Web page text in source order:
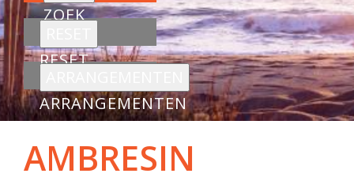
ZOEK
RESET
ARRANGEMENTEN
AMBRESIN